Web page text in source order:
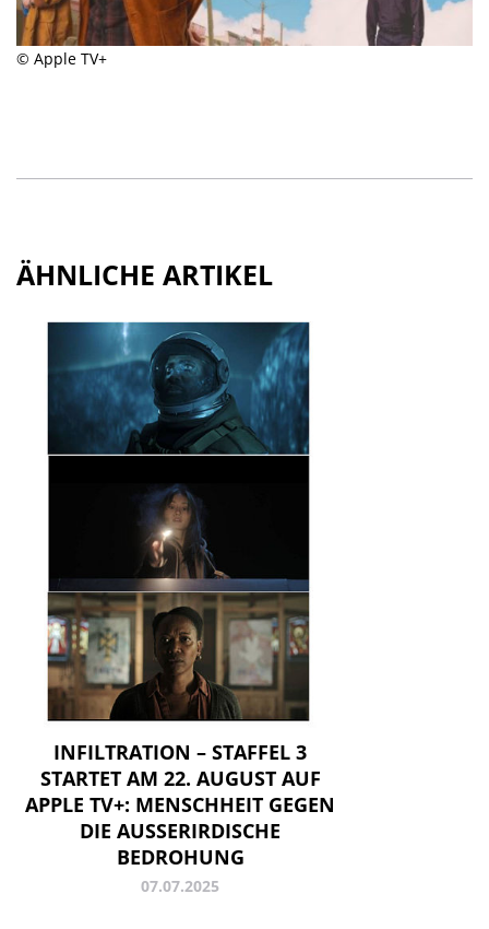
© Apple TV+
ÄHNLICHE ARTIKEL
INFILTRATION – STAFFEL 3
STARTET AM 22. AUGUST AUF
APPLE TV+: MENSCHHEIT GEGEN
DIE AUSSERIRDISCHE B
EDROHUNG
07.07.2025